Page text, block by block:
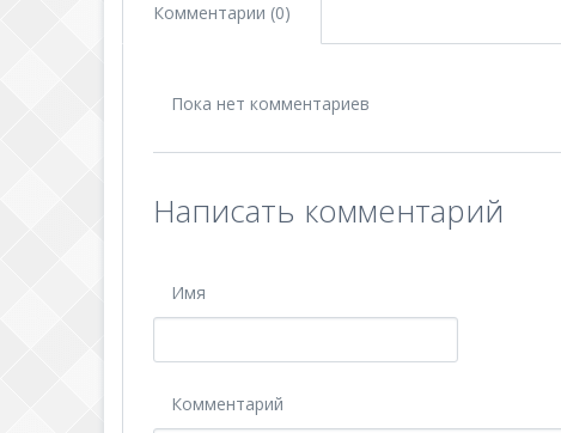
Комментарии (0)
Пока нет комментариев
Написать комментарий
Имя
Комментарий